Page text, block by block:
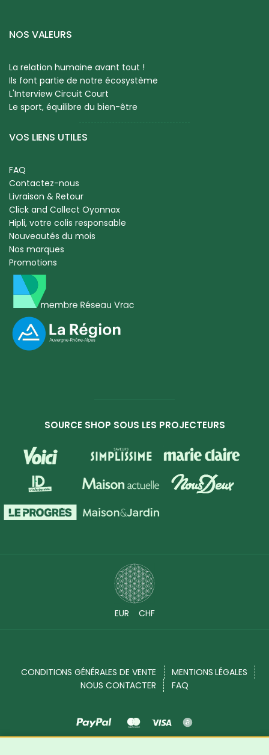
NOS VALEURS
La relation humaine avant tout !
Ils font partie de notre écosystème
L'Interview Circuit Court
Le sport, équilibre du bien-être
VOS LIENS UTILES
FAQ
Contactez-nous
Livraison & Retour
Click and Collect Oyonnax
Hipli, votre colis responsable
Nouveautés du mois
Nos marques
Promotions
SOURCE SHOP SOUS LES PROJECTEURS
EUR CHF
CONDITIONS GÉNÉRALES DE VENTE
MENTIONS LÉGALES
NOUS CONTACTER
FAQ